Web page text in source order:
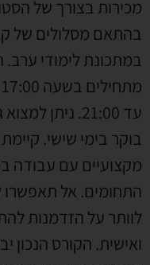
מכירות בצורך של
בהתאם מסלולים של
במתכונת לימודי ערב.
עד 21:00. ניתן
בוקר בימי שישי.
מקצועיים עם עבודה
התחומים. אל תאפשרו
לוותר על הזדמנות
ואישית. הקורס הנכון